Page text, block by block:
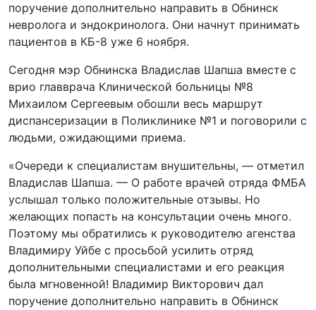
поручение дополнительно направить в Обнинск
невролога и эндокринолога. Они начнут принимать
пациентов в КБ-8 уже 6 ноября.
Сегодня мэр Обнинска Владислав Шапша вместе с
врио главврача Клинической больницы №8
Михаилом Сергеевым обошли весь маршрут
диспансеризации в Поликлинике №1 и поговорили с
людьми, ожидающими приема.
«Очереди к специалистам внушительны, — отметил
Владислав Шапша. — О работе врачей отряда ФМБА
услышал только положительные отзывы. Но
желающих попасть на консультации очень много.
Поэтому мы обратились к руководителю агенства
Владимиру Уйбе с просьбой усилить отряд
дополнительными специалистами и его реакция
была мгновенной! Владимир Викторович дал
поручение дополнительно направить в Обнинск